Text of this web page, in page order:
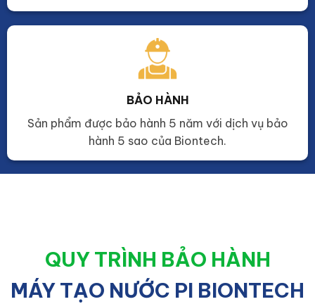
BẢO HÀNH
Sản phẩm được bảo hành 5 năm với dịch vụ bảo
hành 5 sao của Biontech.
QUY TRÌNH BẢO HÀNH
MÁY TẠO NƯỚC PI BIONTECH